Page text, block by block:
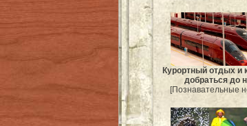
Курортный отдых и
добраться до
[Познавательные